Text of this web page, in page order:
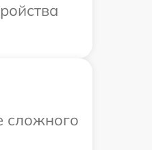
сложного